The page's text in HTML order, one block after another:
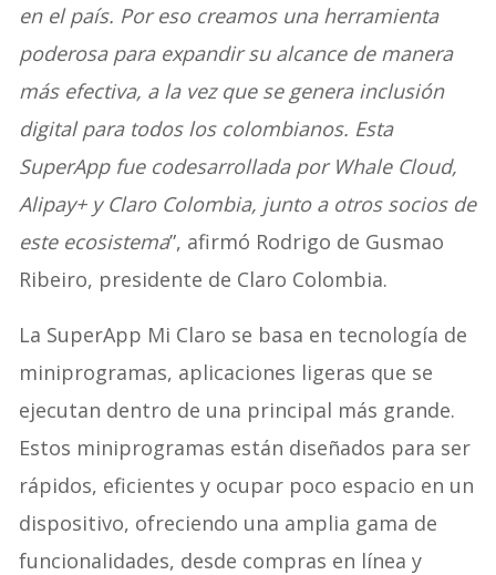
en el país. Por eso creamos una herramienta
poderosa para expandir su alcance de manera
más efectiva, a la vez que se genera inclusión
digital para todos los colombianos. Esta
SuperApp fue codesarrollada por Whale Cloud,
Alipay+ y Claro Colombia, junto a otros socios de
este ecosistema”, afirmó Rodrigo de Gusmao
Ribeiro, presidente de Claro Colombia.
La SuperApp Mi Claro se basa en tecnología de
miniprogramas, aplicaciones ligeras que se
ejecutan dentro de una principal más grande.
Estos miniprogramas están diseñados para ser
rápidos, eficientes y ocupar poco espacio en un
dispositivo, ofreciendo una amplia gama de
funcionalidades, desde compras en línea y